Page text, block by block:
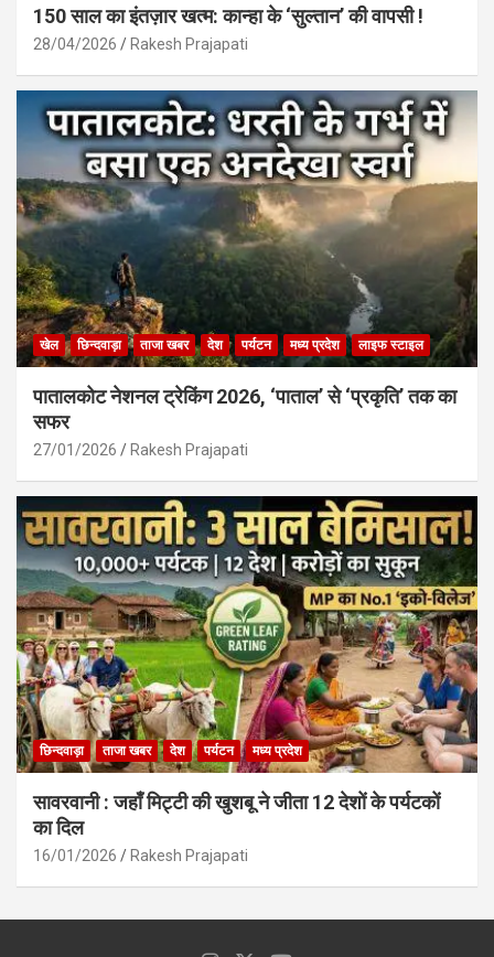
150 साल का इंतज़ार खत्म: कान्हा के ‘सुल्तान’ की वापसी !
28/04/2026 Rakesh Prajapati
खेल छिन्दवाड़ा ताजा खबर देश पर्यटन मध्य प्रदेश लाइफ स्टाइल
पातालकोट नेशनल ट्रेकिंग 2026, ‘पाताल’ से ‘प्रकृति’ तक का
सफर
27/01/2026 Rakesh Prajapati
छिन्दवाड़ा ताजा खबर देश पर्यटन मध्य प्रदेश
सावरवानी : जहाँ मिट्टी की खुशबू ने जीता 12 देशों के पर्यटकों
का दिल
16/01/2026 Rakesh Prajapati